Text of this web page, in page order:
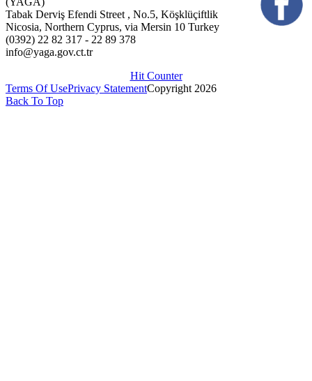
Tabak Derviş Efendi Street , No.5, Köşklüçiftlik
Nicosia, Northern Cyprus, via Mersin 10 Turkey
(0392) 22 82 317 - 22 89 378
info@yaga.gov.ct.tr
Hit Counter
Terms Of UsePrivacy StatementCopyright 2026
Back To Top